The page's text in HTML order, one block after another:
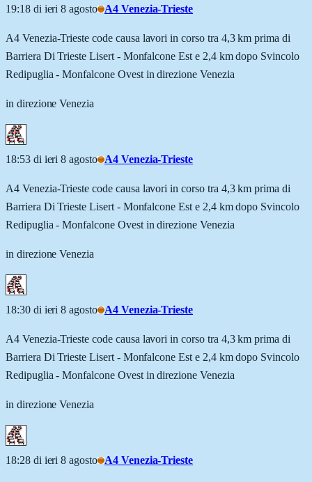
19:18 di ieri 8 agosto A4 Venezia-Trieste
A4 Venezia-Trieste code causa lavori in corso tra 4,3 km prima di
Barriera Di Trieste Lisert - Monfalcone Est e 2,4 km dopo Svincolo
Redipuglia - Monfalcone Ovest in direzione Venezia
in direzione Venezia
18:53 di ieri 8 agosto A4 Venezia-Trieste
A4 Venezia-Trieste code causa lavori in corso tra 4,3 km prima di
Barriera Di Trieste Lisert - Monfalcone Est e 2,4 km dopo Svincolo
Redipuglia - Monfalcone Ovest in direzione Venezia
in direzione Venezia
18:30 di ieri 8 agosto A4 Venezia-Trieste
A4 Venezia-Trieste code causa lavori in corso tra 4,3 km prima di
Barriera Di Trieste Lisert - Monfalcone Est e 2,4 km dopo Svincolo
Redipuglia - Monfalcone Ovest in direzione Venezia
in direzione Venezia
18:28 di ieri 8 agosto A4 Venezia-Trieste